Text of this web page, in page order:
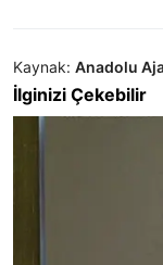
Kaynak: Anadolu